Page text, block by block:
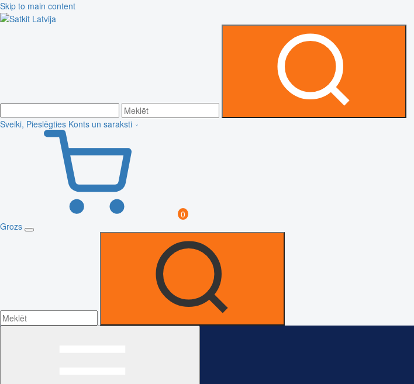
Skip to main content
Sveiki, Pieslēgties Konts un saraksti
0
Grozs